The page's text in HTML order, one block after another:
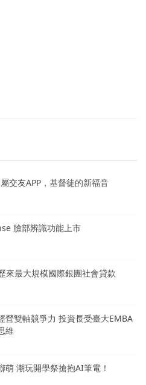
交友APP，基督徒的新福音
臉部辨識功能上市
來最大規模國際銀團社會貸款
營雙軸競爭力 投資長受臺大EMBA
維
萌 潮玩開學祭搶抱AI筆電！